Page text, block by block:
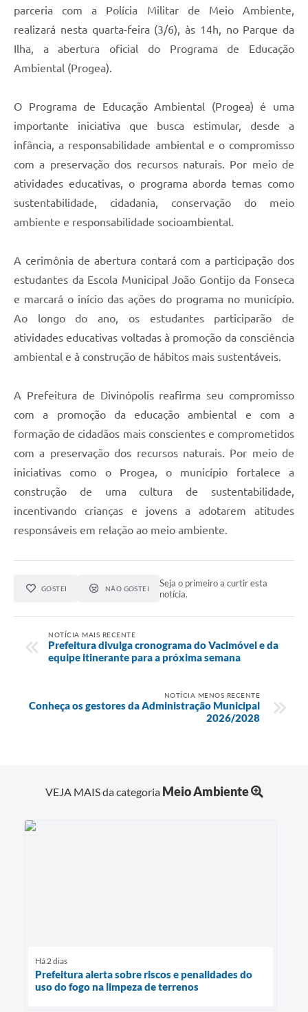
parceria com a Polícia Militar de Meio Ambiente,
realizará nesta quarta-feira (3/6), às 14h, no Parque da
Ilha, a abertura oficial do Programa de Educação
Ambiental (Progea).
O Programa de Educação Ambiental (Progea) é uma
importante iniciativa que busca estimular, desde a
infância, a responsabilidade ambiental e o compromisso
com a preservação dos recursos naturais. Por meio de
atividades educativas, o programa aborda temas como
sustentabilidade, cidadania, conservação do meio
ambiente e responsabilidade socioambiental.
A cerimônia de abertura contará com a participação dos
estudantes da Escola Municipal João Gontijo da Fonseca
e marcará o início das ações do programa no município.
Ao longo do ano, os estudantes participarão de
atividades educativas voltadas à promoção da consciência
ambiental e à construção de hábitos mais sustentáveis.
A Prefeitura de Divinópolis reafirma seu compromisso
com a promoção da educação ambiental e com a
formação de cidadãos mais conscientes e comprometidos
com a preservação dos recursos naturais. Por meio de
iniciativas como o Progea, o município fortalece a
construção de uma cultura de sustentabilidade,
incentivando crianças e jovens a adotarem atitudes
responsáveis em relação ao meio ambiente.
GOSTEI NÃO GOSTEI
Seja o primeiro a curtir esta
notícia.
NOTÍCIA MAIS RECENTE
Prefeitura divulga cronograma do Vacimóvel e da
equipe itinerante para a próxima semana
NOTÍCIA MENOS RECENTE
Conheça os gestores da Administração Municipal
2026/2028
VEJA MAIS da categoria Meio Ambiente
Há 2 dias
Prefeitura alerta sobre riscos e penalidades do
uso do fogo na limpeza de terrenos